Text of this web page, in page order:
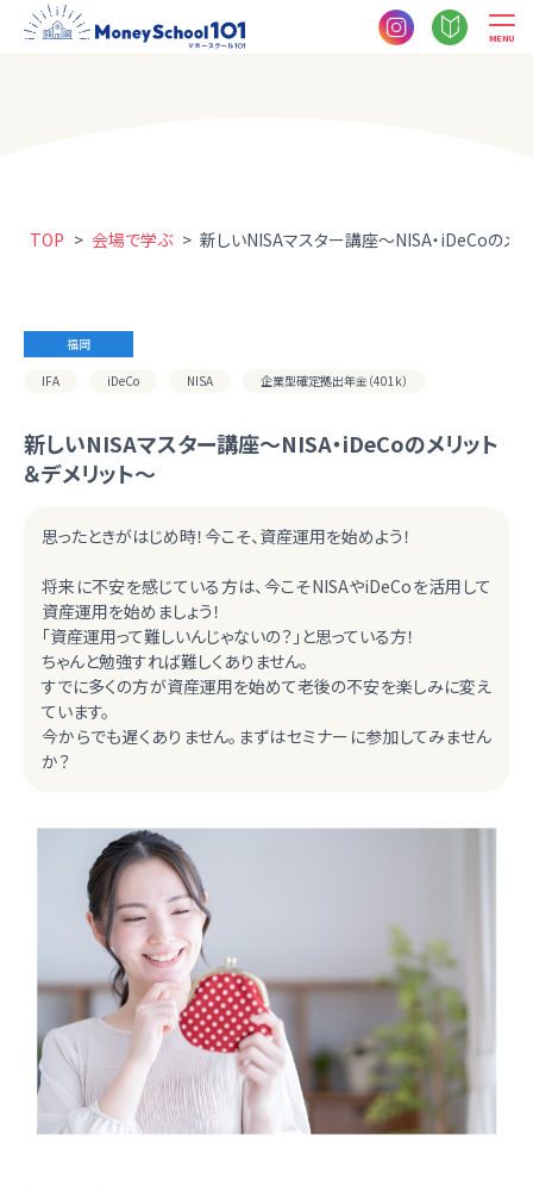
MENU
TOP > 会場で学ぶ > 新しいNISAマスター講座～NISA・iDeCoのメリ
福岡
IFA iDeCo NISA 企業型確定拠出年金（401k）
新しいNISAマスター講座～NISA・iDeCoのメリット
＆デメリット～
思ったときがはじめ時！今こそ、資産運用を始めよう！
将来に不安を感じている方は、今こそNISAやiDeCoを活用して
資産運用を始めましょう！
「資産運用って難しいんじゃないの？」と思っている方！
ちゃんと勉強すれば難しくありません。
すでに多くの方が資産運用を始めて老後の不安を楽しみに変え
ています。
今からでも遅くありません。まずはセミナーに参加してみません
か？